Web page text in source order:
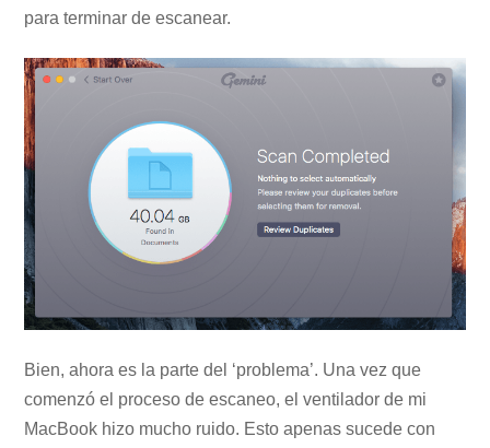
para terminar de escanear.
Bien, ahora es la parte del ‘problema’. Una vez que
comenzó el proceso de escaneo, el ventilador de mi
MacBook hizo mucho ruido. Esto apenas sucede con